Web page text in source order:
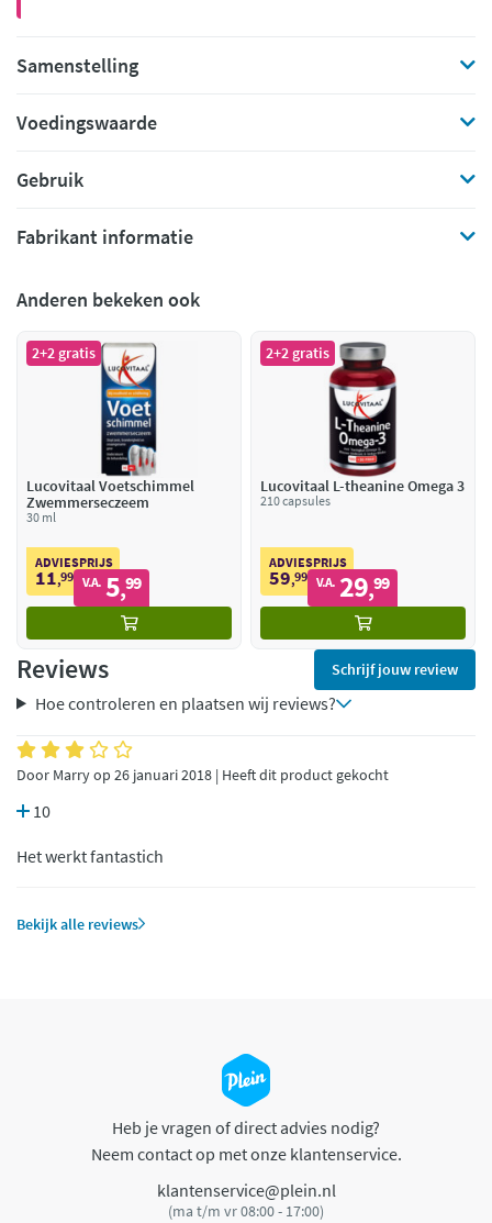
Samenstelling
Voedingswaarde
Gebruik
Fabrikant informatie
Anderen bekeken ook
2+2 gratis
Lucovitaal Voetschimmel
Zwemmerseczeem
30 ml
ADVIESPRIJS
11,99 V.A. 5,99
2+2 gratis
Lucovitaal L-theanine Omega 3
210 capsules
ADVIESPRIJS
59,99 V.A. 29,99
Reviews Schrijf jouw review
Hoe controleren en plaatsen wij reviews?
Door Marry op 26 januari 2018 | Heeft dit product gekocht
10
Het werkt fantastich
Bekijk alle reviews
Heb je vragen of direct advies nodig?
Neem contact op met onze klantenservice.
klantenservice@plein.nl
(ma t/m vr 08:00 - 17:00)